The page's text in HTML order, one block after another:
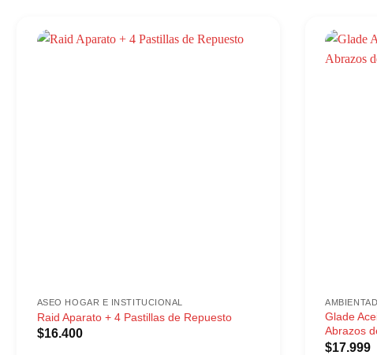
ASEO HOGAR E INSTITUCIONAL
Raid Aparato + 4 Pastillas de Repuesto
$16.400
Glade
Abrazos
$17.999